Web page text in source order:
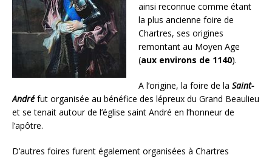
ainsi reconnue comme étant
la plus ancienne foire de
Chartres, ses origines
remontant au Moyen Age
(aux environs de 1140).
A l’origine, la foire de la Saint-
Andréfut organisée au bénéfice des lépreux du Grand Beaulieu
et se tenait autour de l’église saint André en l’honneur de
l’apôtre.
D’autres foires furent également organisées à Chartres